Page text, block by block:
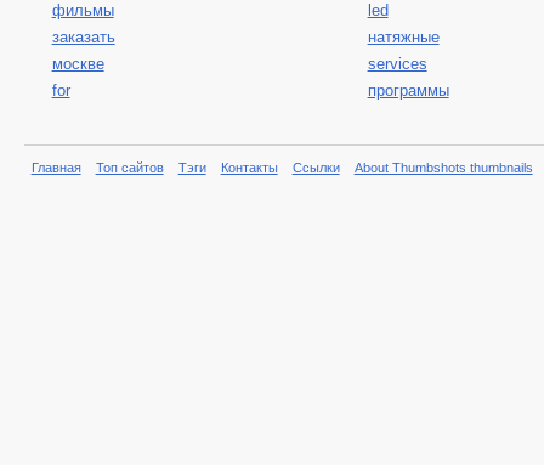
фильмы
заказать
москве
for
led
натяжные
services
программы
Главная Топ сайтов Тэги Контакты Ссылки About Thumbshots thumbnails